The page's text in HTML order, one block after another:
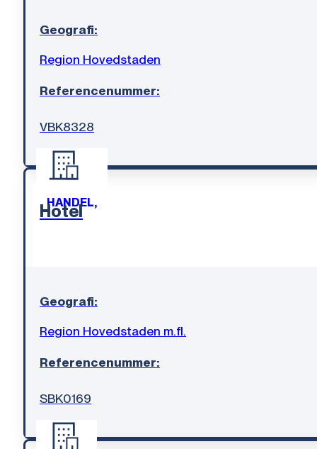
Geografi:
Region Hovedstaden
Referencenummer:
VBK8328
HANDEL,
Hotel
Geografi:
Region Hovedstaden m.fl.
Referencenummer:
SBK0169